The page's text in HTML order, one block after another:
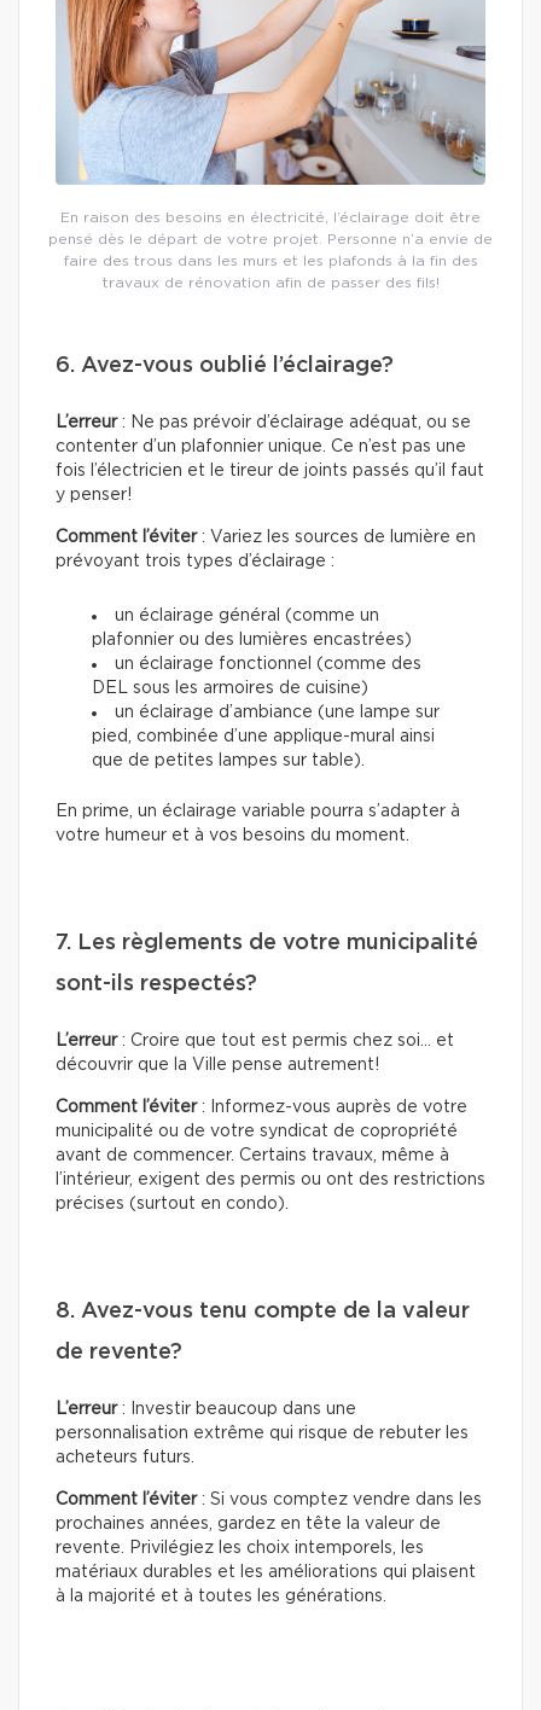
En raison des besoins en électricité, l’éclairage doit être
pensé dès le départ de votre projet. Personne n’a envie de
faire des trous dans les murs et les plafonds à la fin des
travaux de rénovation afin de passer des fils!
6. Avez-vous oublié l’éclairage?
L’erreur: Ne pas prévoir d’éclairage adéquat, ou se
contenter d’un plafonnier unique. Ce n’est pas une
fois l’électricien et le tireur de joints passés qu’il faut
y penser!
Comment l’éviter: Variez les sources de lumière en
prévoyant trois types d’éclairage :
un éclairage général (comme un
plafonnier ou des lumières encastrées)
un éclairage fonctionnel (comme des
DEL sous les armoires de cuisine)
un éclairage d’ambiance (une lampe sur
pied, combinée d’une applique-mural ainsi
que de petites lampes sur table).
En prime, un éclairage variable pourra s’adapter à
votre humeur et à vos besoins du moment.
7. Les règlements de votre municipalité
sont-ils respectés?
L’erreur: Croire que tout est permis chez soi… et
découvrir que la Ville pense autrement!
Comment l’éviter: Informez-vous auprès de votre
municipalité ou de votre syndicat de copropriété
avant de commencer. Certains travaux, même à
l’intérieur, exigent des permis ou ont des restrictions
précises (surtout en condo).
8. Avez-vous tenu compte de la valeur
de revente?
L’erreur: Investir beaucoup dans une
personnalisation extrême qui risque de rebuter les
acheteurs futurs.
Comment l’éviter: Si vous comptez vendre dans les
prochaines années, gardez en tête la valeur de
revente. Privilégiez les choix intemporels, les
matériaux durables et les améliorations qui plaisent
à la majorité et à toutes les générations.